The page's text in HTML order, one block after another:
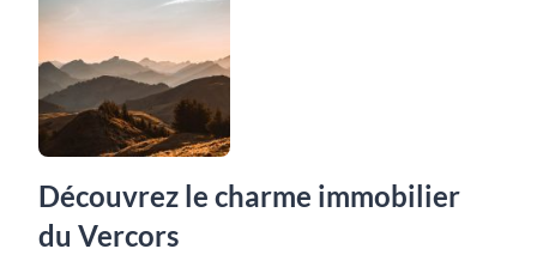
Découvrez le charme immobilier
du Vercors